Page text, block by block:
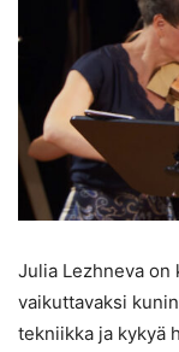
Julia Lezhneva
vaikuttavaksi
tekniikka ja kykyä